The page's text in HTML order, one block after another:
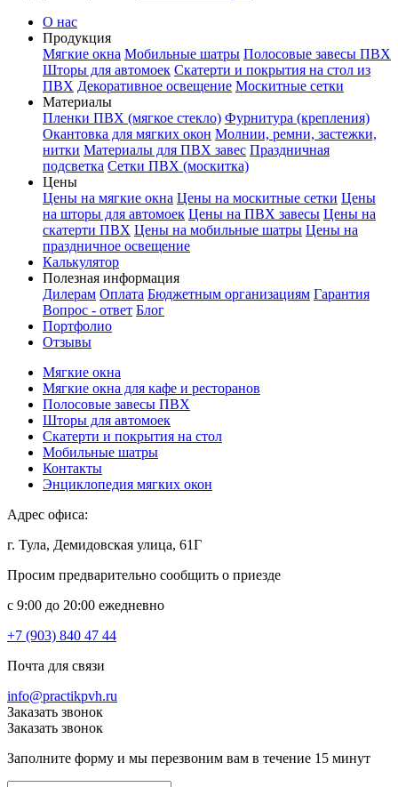
О нас
Продукция
Мягкие окна Мобильные шатры Полосовые завесы ПВХ
Шторы для автомоек Скатерти и покрытия на стол из
ПВХ Декоративное освещение Москитные сетки
Материалы
Пленки ПВХ (мягкое стекло) Фурнитура (крепления)
Окантовка для мягких окон Молнии, ремни, застежки,
нитки Материалы для ПВХ завес Праздничная
подсветка Сетки ПВХ (москитка)
Цены
Цены на мягкие окна Цены на москитные сетки Цены
на шторы для автомоек Цены на ПВХ завесы Цены на
скатерти ПВХ Цены на мобильные шатры Цены на
праздничное освещение
Калькулятор
Полезная информация
Дилерам Оплата Бюджетным организациям Гарантия
Вопрос - ответ Блог
Портфолио
Отзывы
Мягкие окна
Мягкие окна для кафе и ресторанов
Полосовые завесы ПВХ
Шторы для автомоек
Скатерти и покрытия на стол
Мобильные шатры
Контакты
Энциклопедия мягких окон
Адрес офиса:
г. Тула, Демидовская улица, 61Г
Просим предварительно сообщить о приезде
c 9:00 до 20:00 ежедневно
+7 (903) 840 47 44
Почта для связи
info@practikpvh.ru
Заказать звонок
Заказать звонок
Заполните форму и мы перезвоним вам в течение 15 минут